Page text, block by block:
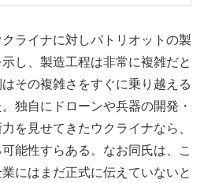
ライナに対しパトリオットの製
し、製造工程は非常に複雑だと
その複雑さをすぐに乗り越える
独自にドローンや兵器の開発・
を見せてきたウクライナなら、
能性すらある。なお同氏は、こ
にはまだ正式に伝えていないと